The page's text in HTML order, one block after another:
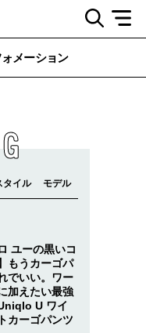
メーション
ユーの黒いコ
もうカーゴパ
でいい。ワー
加えたい最強
U ワイ
カーゴパンツ